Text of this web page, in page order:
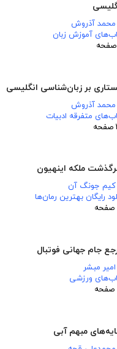
محمد آذروش
آموزش زبان
بر زبان‌شناسی انگلیسی
محمد آذروش
متفرقه ادبیات
ملکه اینهیون
کیم جونگ آن
رایگان بهترین رمان‌ها
جام جهانی فوتبال
امیر مبشر
ورزشی
مبهم آبی